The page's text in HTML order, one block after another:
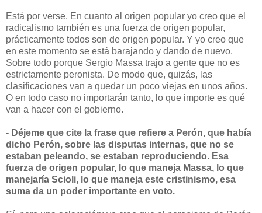
Está por verse. En cuanto al origen popular yo creo que el
radicalismo también es una fuerza de origen popular,
prácticamente todos son de origen popular. Y yo creo que
en este momento se está barajando y dando de nuevo.
Sobre todo porque Sergio Massa trajo a gente que no es
estrictamente peronista. De modo que, quizás, las
clasificaciones van a quedar un poco viejas en unos años.
O en todo caso no importarán tanto, lo que importe es qué
van a hacer con el gobierno.
- Déjeme que cite la frase que refiere a Perón, que había
dicho Perón, sobre las disputas internas, que no se
estaban peleando, se estaban reproduciendo. Esa
fuerza de origen popular, lo que maneja Massa, lo que
manejaría Scioli, lo que maneja este cristinismo, esa
suma da un poder importante en voto.